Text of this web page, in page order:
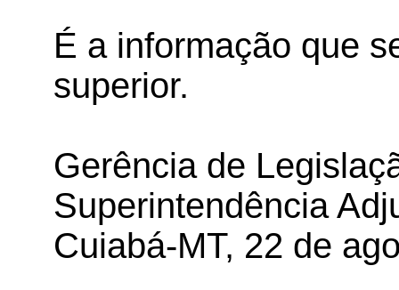
É a informação que
superior.
Gerência de
Superintendência
Cuiabá-MT, 22 de